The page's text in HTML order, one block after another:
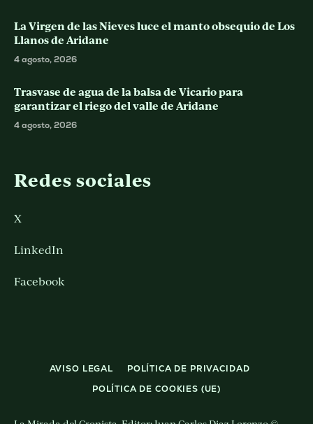
La Virgen de las Nieves luce el manto obsequio de Los
Llanos de Aridane
4 agosto, 2026
Trasvase de agua de la balsa de Vicario para
garantizar el riego del valle de Aridane
4 agosto, 2026
Redes sociales
X
LinkedIn
Facebook
AVISO LEGAL
POLÍTICA DE PRIVACIDAD
POLÍTICA DE COOKIES (UE)